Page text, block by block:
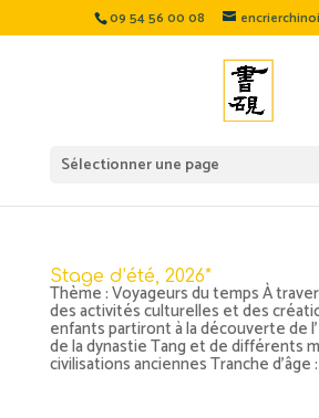
09 54 56 00 08
Sélectionner une page
Stage d’été, 2026*
Thème : Voyageurs du temps À
des activités culturelles et des
enfants partiront à la découverte de
de la dynastie Tang et de différents
civilisations anciennes Tranche d’âge :